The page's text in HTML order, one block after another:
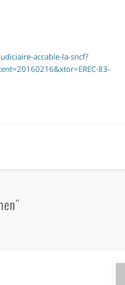
accable-la-sncf?
83-